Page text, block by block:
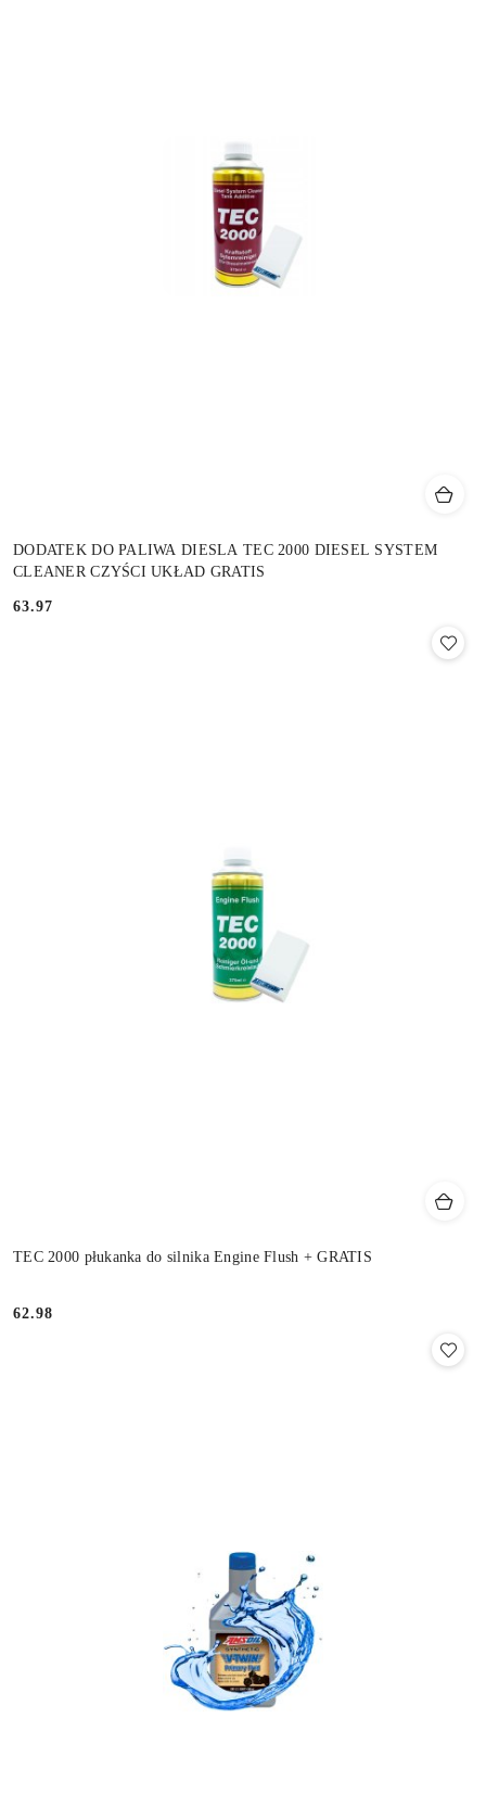
DODATEK DO PALIWA DIESLA TEC 2000 DIESEL SYSTEM
CLEANER CZYŚCI UKŁAD GRATIS
Cena:
63.97
TEC 2000 płukanka do silnika Engine Flush + GRATIS
Cena:
62.98